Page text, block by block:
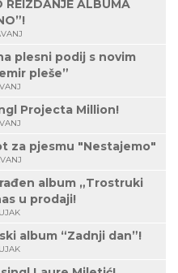
REIZDANJE ALBUMA
plesni podij s novim
pleše”
Projecta Million!
za pjesmu "Nestajemo"
album „Trostruki
u prodaji!
album “Zadnji dan”!